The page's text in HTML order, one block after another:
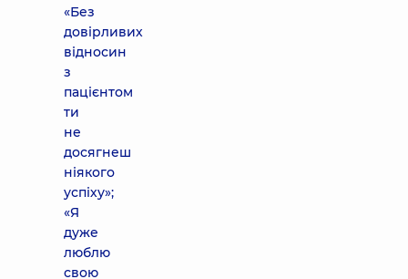
«Без
довірливих
відносин
з
пацієнтом
ти
не
досягнеш
ніякого
успіху»;
«Я
дуже
люблю
свою